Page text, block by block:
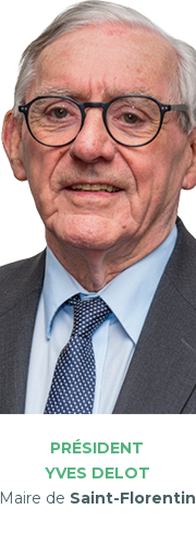
PRÉSIDENT
YVES DELOT
Maire de Saint-Florentin